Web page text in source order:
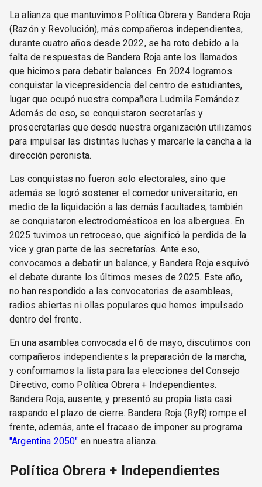
La alianza que mantuvimos Política Obrera y Bandera Roja
(Razón y Revolución), más compañeros independientes,
durante cuatro años desde 2022, se ha roto debido a la
falta de respuestas de Bandera Roja ante los llamados
que hicimos para debatir balances. En 2024 logramos
conquistar la vicepresidencia del centro de estudiantes,
lugar que ocupó nuestra compañera Ludmila Fernández.
Además de eso, se conquistaron secretarías y
prosecretarías que desde nuestra organización utilizamos
para impulsar las distintas luchas y marcarle la cancha a la
dirección peronista.
Las conquistas no fueron solo electorales, sino que
además se logró sostener el comedor universitario, en
medio de la liquidación a las demás facultades; también
se conquistaron electrodomésticos en los albergues. En
2025 tuvimos un retroceso, que significó la perdida de la
vice y gran parte de las secretarías. Ante eso,
convocamos a debatir un balance, y Bandera Roja esquivó
el debate durante los últimos meses de 2025. Este año,
no han respondido a las convocatorias de asambleas,
radios abiertas ni ollas populares que hemos impulsado
dentro del frente.
En una asamblea convocada el 6 de mayo, discutimos con
compañeros independientes la preparación de la marcha,
y conformamos la lista para las elecciones del Consejo
Directivo, como Política Obrera + Independientes.
Bandera Roja, ausente, y presentó su propia lista casi
raspando el plazo de cierre. Bandera Roja (RyR) rompe el
frente, además, ante el fracaso de imponer su programa
"Argentina 2050" en nuestra alianza.
Política Obrera + Independientes